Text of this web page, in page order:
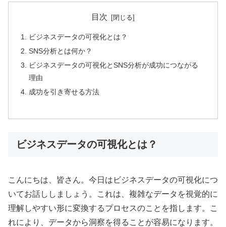
目次
ビジネスデータの可視化とは？
SNS分析とは何か？
ビジネスデータの可視化とSNS分析が成功につながる
理由
成功を引き寄せる方法
ビジネスデータの可視化とは？
こんにちは、皆さん。今日はビジネスデータの可視化につ
いてお話ししましょう。これは、複雑なデータを視覚的に
理解しやすい形に変換するプロセスのことを指します。こ
れにより、データから洞察を得ることが容易になります。